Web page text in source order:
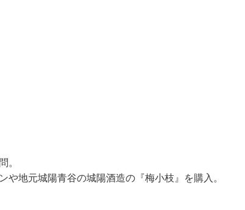
。
地元城陽青谷の城陽酒造の『梅小枝』を購入。